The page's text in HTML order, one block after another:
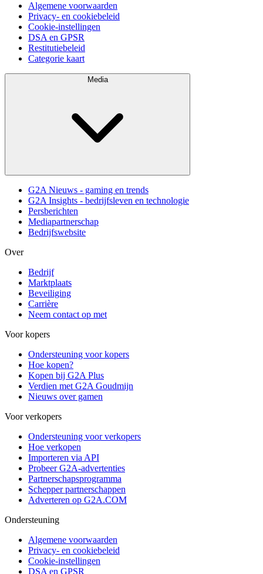
Algemene voorwaarden
Privacy- en cookiebeleid
Cookie-instellingen
DSA en GPSR
Restitutiebeleid
Categorie kaart
Media
G2A Nieuws - gaming en trends
G2A Insights - bedrijfsleven en technologie
Persberichten
Mediapartnerschap
Bedrijfswebsite
Over
Bedrijf
Marktplaats
Beveiliging
Carrière
Neem contact op met
Voor kopers
Ondersteuning voor kopers
Hoe kopen?
Kopen bij G2A Plus
Verdien met G2A Goudmijn
Nieuws over gamen
Voor verkopers
Ondersteuning voor verkopers
Hoe verkopen
Importeren via API
Probeer G2A-advertenties
Partnerschapsprogramma
Schepper partnerschappen
Adverteren op G2A.COM
Ondersteuning
Algemene voorwaarden
Privacy- en cookiebeleid
Cookie-instellingen
DSA en GPSR